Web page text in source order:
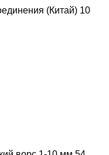
(Китай) 10